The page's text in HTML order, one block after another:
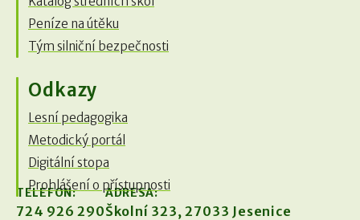
Peníze na útěku
Tým silniční bezpečnosti
Odkazy
Lesní pedagogika
Metodický portál
Digitální stopa
Prohlášení o přístupnosti
TELEFON:
724 926 290
ADRESA:
Školní 323, 27033 Jesenice